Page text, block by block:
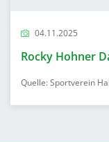
04.11.2025
Rocky Hohner
Quelle: Sportverein